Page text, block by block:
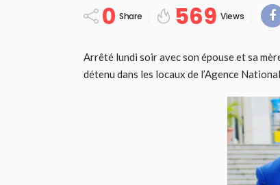
0 Share 569 Views
Arrêté lundi soir avec son épouse et sa
détenu dans les locaux de l’Agence